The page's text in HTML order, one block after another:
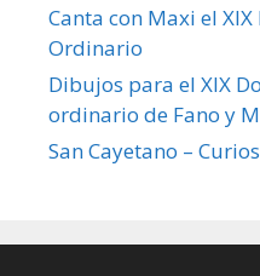
Canta con Maxi el
Ordinario
Dibujos para el XIX
ordinario de Fano y
San Cayetano –